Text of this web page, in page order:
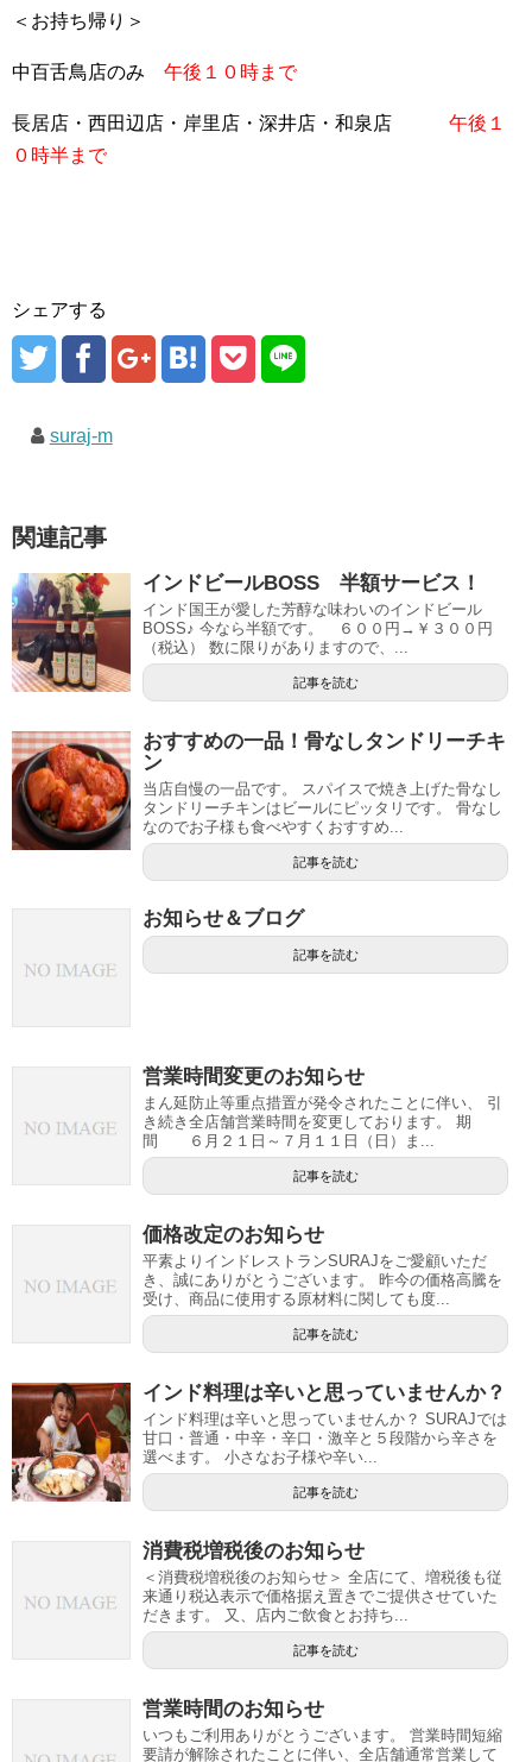
＜お持ち帰り＞
中百舌鳥店のみ 午後１０時まで
長居店・西田辺店・岸里店・深井店・和泉店 午後１
０時半まで
シェアする
suraj-m
関連記事
インドビールBOSS 半額サービス！
インド国王が愛した芳醇な味わいのインドビール
BOSS♪ 今なら半額です。 ６００円→￥３００円
（税込） 数に限りがありますので、...
記事を読む
おすすめの一品！骨なしタンドリーチキ
ン
当店自慢の一品です。 スパイスで焼き上げた骨なし
タンドリーチキンはビールにピッタリです。 骨なし
なのでお子様も食べやすくおすすめ...
記事を読む
お知らせ＆ブログ
記事を読む
営業時間変更のお知らせ
まん延防止等重点措置が発令されたことに伴い、 引
き続き全店舗営業時間を変更しております。 期
間 ６月２１日～７月１１日（日）ま...
記事を読む
価格改定のお知らせ
平素よりインドレストランSURAJをご愛顧いただ
き、誠にありがとうございます。 昨今の価格高騰を
受け、商品に使用する原材料に関しても度...
記事を読む
インド料理は辛いと思っていませんか？
インド料理は辛いと思っていませんか？ SURAJでは
甘口・普通・中辛・辛口・激辛と５段階から辛さを
選べます。 小さなお子様や辛い...
記事を読む
消費税増税後のお知らせ
＜消費税増税後のお知らせ＞ 全店にて、増税後も従
来通り税込表示で価格据え置きでご提供させていた
だきます。 又、店内ご飲食とお持ち...
記事を読む
営業時間のお知らせ
いつもご利用ありがとうございます。 営業時間短縮
要請が解除されたことに伴い、全店舗通常営業して